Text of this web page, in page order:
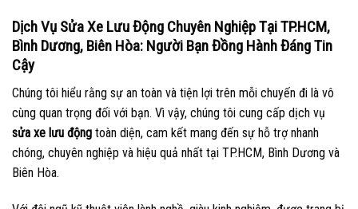
Dịch Vụ Sửa Xe Lưu Động Chuyên Nghiệp Tại TP.HCM,
Bình Dương, Biên Hòa: Người Bạn Đồng Hành Đáng Tin
Cậy
Chúng tôi hiểu rằng sự an toàn và tiện lợi trên mỗi chuyến đi là vô
cùng quan trọng đối với bạn. Vì vậy, chúng tôi cung cấp dịch vụ
sửa xe lưu động toàn diện, cam kết mang đến sự hỗ trợ nhanh
chóng, chuyên nghiệp và hiệu quả nhất tại TP.HCM, Bình Dương và
Biên Hòa.